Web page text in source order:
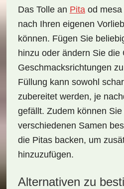
Das Tolle an Pitaod mesa
nach Ihren eigenen
können. Fügen Sie
hinzu oder ändern Sie die
Geschmacksrichtungen
Füllung kann sowohl
zubereitet werden, je
gefällt. Zudem können
verschiedenen Samen
die Pitas backen, um
hinzuzufügen.
Alternativen zu